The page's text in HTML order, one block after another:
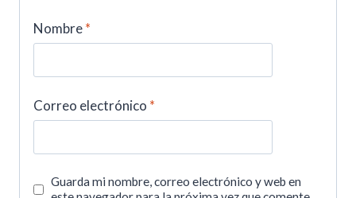
Nombre*
Correo electrónico *
Guarda mi nombre, correo electrónico y web en